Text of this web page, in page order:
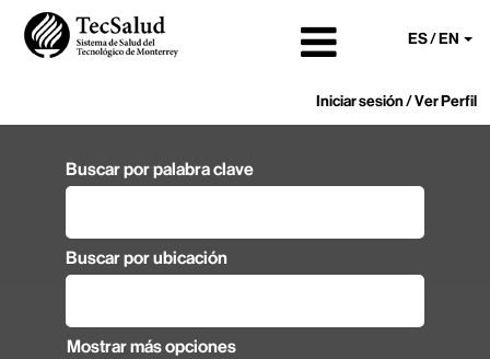
ES / EN
Iniciar sesión / Ver Perfil
Buscar por palabra clave
Buscar por ubicación
Mostrar más opciones